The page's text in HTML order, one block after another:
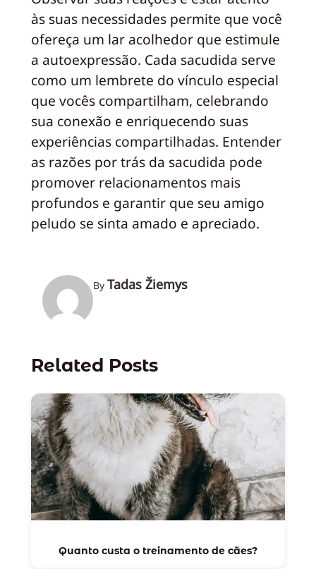
às suas necessidades permite que você
ofereça um lar acolhedor que estimule
a autoexpressão. Cada sacudida serve
como um lembrete do vínculo especial
que vocês compartilham, celebrando
sua conexão e enriquecendo suas
experiências compartilhadas. Entender
as razões por trás da sacudida pode
promover relacionamentos mais
profundos e garantir que seu amigo
peludo se sinta amado e apreciado.
By Tadas Žiemys
Related Posts
Quanto custa o treinamento de cães?